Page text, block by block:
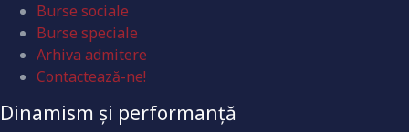
Burse sociale
Burse speciale
Arhiva admitere
Contactează-ne!
Dinamism și performanță